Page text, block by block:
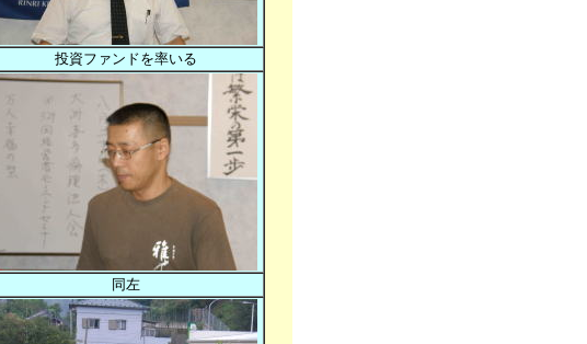
投資ファンドを率いる
同左